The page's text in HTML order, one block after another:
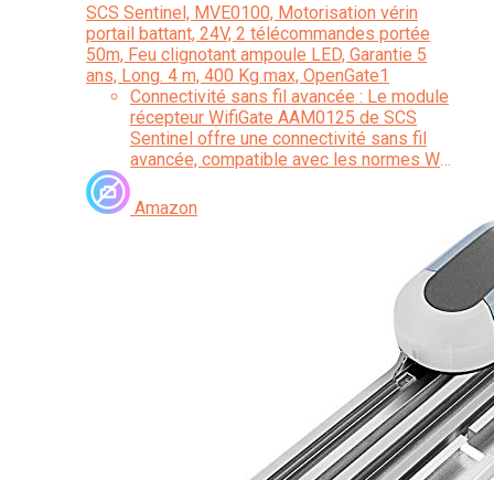
SCS Sentinel, MVE0100, Motorisation vérin
portail battant, 24V, 2 télécommandes portée
50m, Feu clignotant ampoule LED, Garantie 5
ans, Long. 4 m, 400 Kg max, OpenGate1
Connectivité sans fil avancée : Le module
récepteur WifiGate AAM0125 de SCS
Sentinel offre une connectivité sans fil
avancée, compatible avec les normes Wi-
pointe assure une connexion stable et
fiable entre votre motorisation de portail
Amazon